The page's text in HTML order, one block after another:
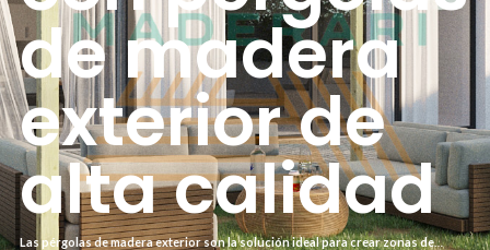
de madera
exterior de
alta calidad
Las pérgolas de madera exterior son la solución ideal para crear zonas de